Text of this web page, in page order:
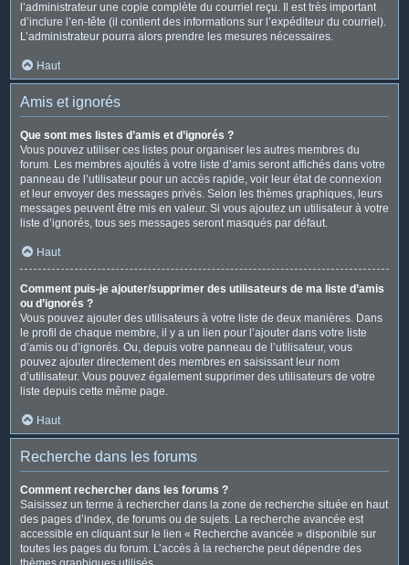
l’administrateur une copie complète du courriel reçu. Il est très important
d’inclure l’en-tête (il contient des informations sur l’expéditeur du courriel).
L’administrateur pourra alors prendre les mesures nécessaires.
Haut
Amis et ignorés
Que sont mes listes d’amis et d’ignorés ?
Vous pouvez utiliser ces listes pour organiser les autres membres du
forum. Les membres ajoutés à votre liste d’amis seront affichés dans votre
panneau de l’utilisateur pour un accès rapide, voir leur état de connexion
et leur envoyer des messages privés. Selon les thèmes graphiques, leurs
messages peuvent être mis en valeur. Si vous ajoutez un utilisateur à votre
liste d’ignorés, tous ses messages seront masqués par défaut.
Haut
Comment puis-je ajouter/supprimer des utilisateurs de ma liste d’amis
ou d’ignorés ?
Vous pouvez ajouter des utilisateurs à votre liste de deux manières. Dans
le profil de chaque membre, il y a un lien pour l’ajouter dans votre liste
d’amis ou d’ignorés. Ou, depuis votre panneau de l’utilisateur, vous
pouvez ajouter directement des membres en saisissant leur nom
d’utilisateur. Vous pouvez également supprimer des utilisateurs de votre
liste depuis cette même page.
Haut
Recherche dans les forums
Comment rechercher dans les forums ?
Saisissez un terme à rechercher dans la zone de recherche située en haut
des pages d’index, de forums ou de sujets. La recherche avancée est
accessible en cliquant sur le lien « Recherche avancée » disponible sur
toutes les pages du forum. L’accès à la recherche peut dépendre des